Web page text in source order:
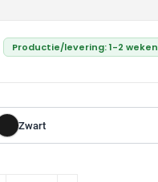
Productie/levering: 1-2 weken
Zwart